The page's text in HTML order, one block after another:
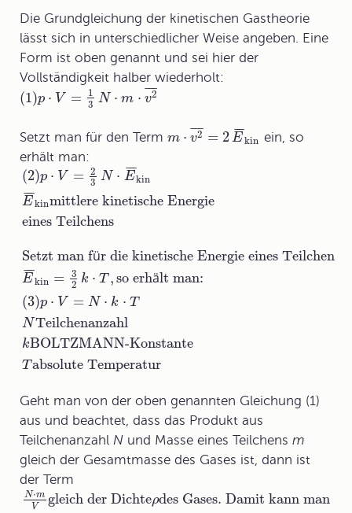
Die Grundgleichung der kinetischen Gastheorie
lässt sich in unterschiedlicher Weise angeben. Eine
Form ist oben genannt und sei hier der
Vollständigkeit halber wiederholt:
(1)p ⋅ V =
1
3 N ⋅ m ⋅ v2
¯¯
¯
Setzt man für den Term m ⋅ v2
¯¯
¯ = 2E
¯¯
¯kin ein, so
erhält man:
(2)p ⋅ V = 2
3 N ⋅ E
¯¯
¯kin
E
¯¯
¯kinmittlere kinetische Energie
eines Teilchens
Setzt man für die kinetische Energie eines Teilchen
E
¯¯
¯kin =
3
2 k ⋅ T ,so erhält man:
(3)p ⋅ V = N ⋅ k ⋅ T
NTeilchenanzahl
kBOLTZMANN-Konstante
Tabsolute Temperatur
Geht man von der oben genannten Gleichung (1)
aus und beachtet, dass das Produkt aus
Teilchenanzahl N und Masse eines Teilchens m
gleich der Gesamtmasse des Gases ist, dann ist
der Term
N⋅m
V
gleich der Dichteρdes Gases. Damit kann man